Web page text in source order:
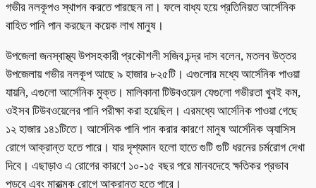
গভীর নলকূপও স্থাপন করতে পারছেন না। ফলে বাধ্য হয়ে প্রতিনিয়ত আর্সেনিক
বাহিত পানি পান করছেন কয়েক লাখ মানুষ।
উপজেলা জনস্বাস্থ্য উপসহকারী প্রকৌশলী সজিব চন্দ্র দাস বলেন, মতলব উত্তর
উপজেলায় গভীর নলকূপ আছে ৯ হাজার ৮২৫টি। এগুলোর মধ্যে আর্সেনিক পাওয়া
যায়নি, এগুলো আর্সেনিক মুক্ত। মালিকানা টিউবওয়েল যেগুলো গভীরতা খুবই কম,
ওইসব টিউবওয়েলের পানি পরীক্ষা করা হয়েছিল। এরমধ্যে আর্সেনিক পাওয়া গেছে
১২ হাজার ১৪১টিতে। আর্সেনিক পানি পান করার কারণে মানুষ আর্সেনিক অ্যাসিস
রোগে আক্রান্ত হতে পারে। যার দৃশ্যমান হলো হাতে গুটি গুটি ধরনের চর্মরোগ দেখা
দিবে। এছাড়াও এ রোগের কারণে ১০-১৫ বছর পরে মানবদেহে ক্ষতিকর প্রভাব
পড়বে এবং মারাত্মক রোগে আক্রান্ত হতে পারে।